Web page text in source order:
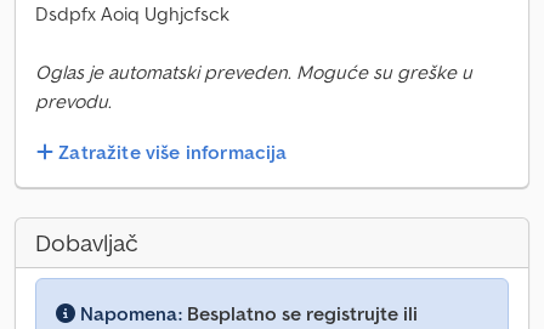
Dsdpfx Aoiq Ughjcfsck
Oglas je automatski preveden. Moguće su greške u
prevodu.
Zatražite više informacija
Dobavljač
Napomena: Besplatno se registrujte ili